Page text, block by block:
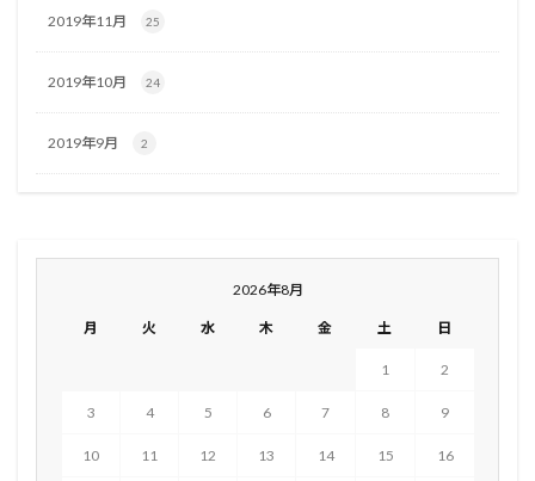
2019年11月 25
2019年10月 24
2019年9月 2
2026年8月
月 火 水 木 金 土 日
1 2
3 4 5 6 7 8 9
10 11 12 13 14 15 16